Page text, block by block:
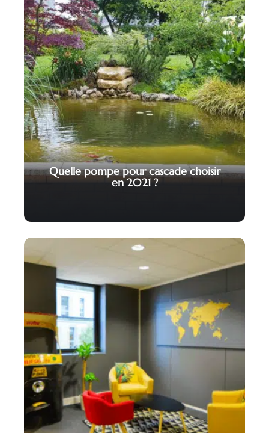
Quelle pompe pour cascade choisir
en 2021 ?